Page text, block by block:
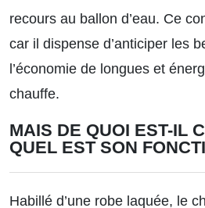
recours au ballon d’eau. Ce
car il dispense d’anticiper les
l’économie de longues et
chauffe.
MAIS DE QUOI EST-IL
QUEL EST SON
Habillé d’une robe laquée, le